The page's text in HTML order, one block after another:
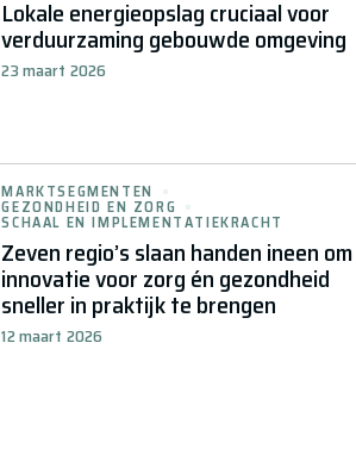
Lokale energieopslag cruciaal voor
verduurzaming gebouwde omgeving
23 maart 2026
Zeven regio’s slaan handen ineen om
innovatie voor zorg én gezondheid
sneller in praktijk te brengen
12 maart 2026
MARKTSEGMENTEN
GEZONDHEID EN ZORG
SCHAAL EN IMPLEMENTATIEKRACHT